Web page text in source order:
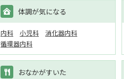
体調が気になる
内科 小児科
消化器内科
循環器内科
おなかがすいた